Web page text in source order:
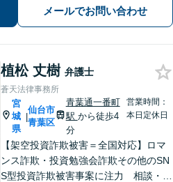
い、最善の解決策へと導くことを最も
重視しています。お困りの方はご相談
メールでお問い合わせ
植松 丈樹 弁護士
蒼天法律事務所
宮
城
県
|
仙台市
青葉区
青葉通一番町
駅 から徒歩4
分
営業時間：
本日定休日
【架空投資詐欺被害＝全国対応】ロマ
ンス詐欺・投資勉強会詐欺その他のSN
S型投資詐欺被害事案に注力 相談・回